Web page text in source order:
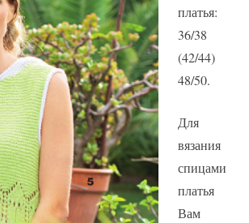
капюшономплатья:
36/38
(42/44)
48/50.
Для
вязания
спицами
платья
Вам